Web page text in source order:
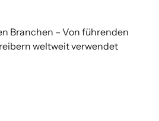
Branchen – Von führenden
weltweit verwendet